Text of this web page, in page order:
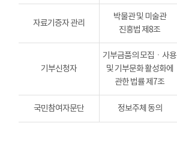
자료기증자 관리
박물관 및 미술관
진흥법 제8조
기부신청자
기부금품의 모집ㆍ사용
및 기부문화 활성화에
관한 법률 제7조
국민참여자문단 정보주체 동의